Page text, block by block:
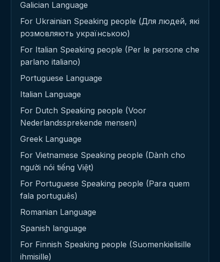
Galician Language
For Ukrainian Speaking people (Для людей, які
розмовляють українською)
For Italian Speaking people (Per le persone che
parlano italiano)
Portuguese Language
Italian Language
For Dutch Speaking people (Voor
Nederlandssprekende mensen)
Greek Language
For Vietnamese Speaking people (Dành cho
người nói tiếng Việt)
For Portuguese Speaking people (Para quem
fala português)
Romanian Language
Spanish language
For Finnish Speaking people (Suomenkielisille
ihmisille)